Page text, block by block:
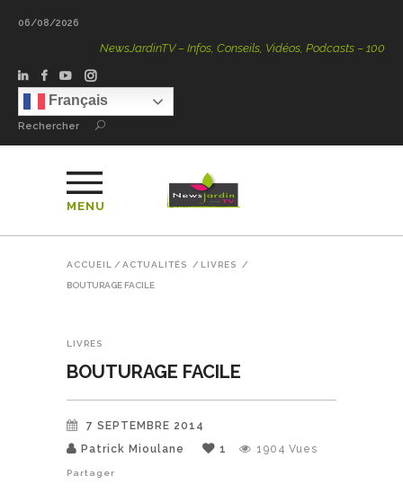
06/08/2026
NewsJardinTV – Infos, Conseils, Vidéos, Podcasts – 100 %
Français
Rechercher
MENU
ACCUEIL / ACTUALITÉS / LIVRES /
BOUTURAGE FACILE
LIVRES
BOUTURAGE FACILE
7 SEPTEMBRE 2014
Patrick Mioulane
1 1904 Vues
Partager